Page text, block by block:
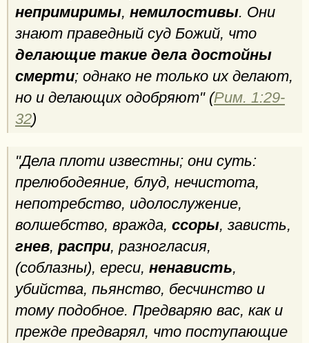
непримиримы, немилостивы. Они
знают праведный суд Божий, что
делающие такие дела достойны
смерти; однако не только их делают,
но и делающих одобряют" (Рим. 1:29-
32)
"Дела плоти известны; они суть:
прелюбодеяние, блуд, нечистота,
непотребство, идолослужение,
волшебство, вражда, ссоры, зависть,
гнев, распри, разногласия,
(соблазны), ереси, ненависть,
убийства, пьянство, бесчинство и
тому подобное. Предваряю вас, как и
прежде предварял, что поступающие